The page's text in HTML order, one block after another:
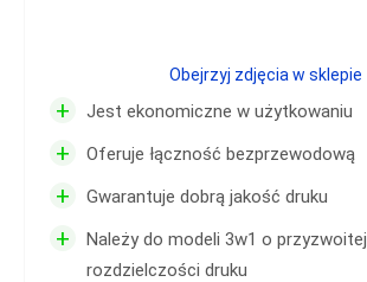
+ Jest ekonomiczne w użytkowaniu
+ Oferuje łączność bezprzewodową
+ Gwarantuje dobrą jakość druku
+
Należy do modeli 3w1 o przyzwoitej
rozdzielczości druku
Obejrzyj zdjęcia w sklepie